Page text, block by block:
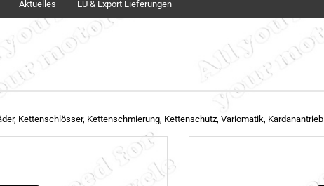
Konto erstellen
Passwort vergessen?
Aktuelles EU & Export Lieferungen
Kettenschlösser, Kettenschmierung, Kettenschutz, Variomatik, Kardanantrieb